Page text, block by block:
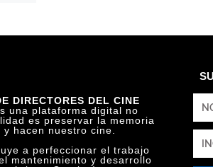
DIRECTORES DEL CINE
una plataforma digital no
es preservar la memoria
hacen nuestro cine.
a perfeccionar el trabajo
mantenimiento y desarrollo